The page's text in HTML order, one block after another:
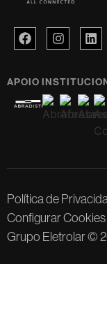
APOIO
Grupo Eletrolar ©
Política de
Configurar Cookies